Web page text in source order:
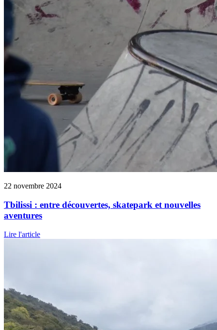
22 novembre 2024
Tbilissi : entre découvertes, skatepark et nouvelles
aventures
Lire l'article